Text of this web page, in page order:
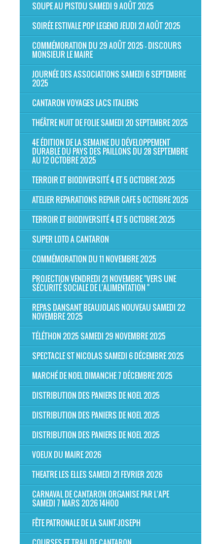
SOUPE AU PISTOU SAMEDI 9 AOÛT 2025
SOIRÉE ESTIVALE POP LEGEND JEUDI 21 AOÛT 2025
COMMÉMORATION DU 29 AOÛT 2025 - DISCOURS
MONSIEUR LE MAIRE
JOURNÉE DES ASSOCIATIONS SAMEDI 6 SEPTEMBRE
2025
CANTARON VOYAGES LACS ITALIENS
THÉÂTRE NUIT DE FOLIE SAMEDI 20 SEPTEMBRE 2025
4E ÉDITION DE LA SEMAINE DU DÉVELOPPEMENT
DURABLE DU PAYS DES PAILLONS DU 28 SEPTEMBRE
AU 12 OCTOBRE 2025
TERROIR ET BIODIVERSITÉ 4 ET 5 OCTOBRE 2025
ATELIER REPARATIONS REPAIR CAFE 5 OCTOBRE 2025
TERROIR ET BIODIVERSITÉ 4 ET 5 OCTOBRE 2025
SUPER LOTO A CANTARON
COMMÉMORATION DU 11 NOVEMBRE 2025
PROJECTION VENDREDI 21 NOVEMBRE "VERS UNE
SÉCURITÉ SOCIALE DE L'ALIMENTATION "
REPAS DANSANT BEAUJOLAIS NOUVEAU SAMEDI 22
NOVEMBRE 2025
TÉLÉTHON 2025 SAMEDI 29 NOVEMBRE 2025
SPECTACLE ST NICOLAS SAMEDI 6 DÉCEMBRE 2025
MARCHÉ DE NOEL DIMANCHE 7 DÉCEMBRE 2025
DISTRIBUTION DES PANIERS DE NOEL 2025
DISTRIBUTION DES PANIERS DE NOEL 2025
DISTRIBUTION DES PANIERS DE NOEL 2025
VOEUX DU MAIRE 2026
THEATRE LES ELLES SAMEDI 21 FEVRIER 2026
CARNAVAL DE CANTARON ORGANISE PAR L'APE
SAMEDI 7 MARS 2026 14H00
FÊTE PATRONALE DE LA SAINT-JOSEPH